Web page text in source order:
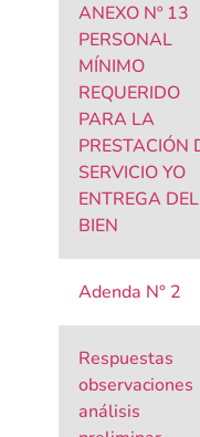
ANEXO Nº 13
PERSONAL
MÍNIMO
REQUERIDO
PARA LA
PRESTACIÓN
SERVICIO YO
ENTREGA DEL
BIEN
Adenda N° 2
Respuestas
observaciones
análisis